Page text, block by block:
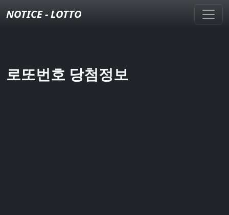
NOTICE - LOTTO
로또번호 당첨정보